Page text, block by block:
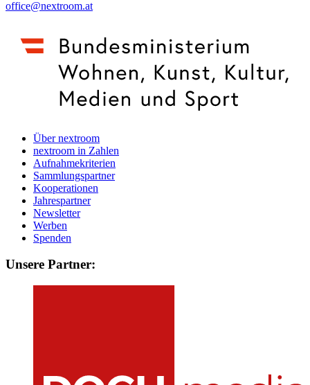
office@nextroom.at
Über nextroom
nextroom in Zahlen
Aufnahmekriterien
Sammlungspartner
Kooperationen
Jahrespartner
Newsletter
Werben
Spenden
Unsere Partner: